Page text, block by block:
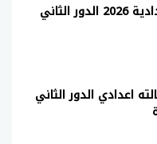
نتيجة الشهادة الإعدادية 2026 الدور الثاني
اعدادي الدور الثاني